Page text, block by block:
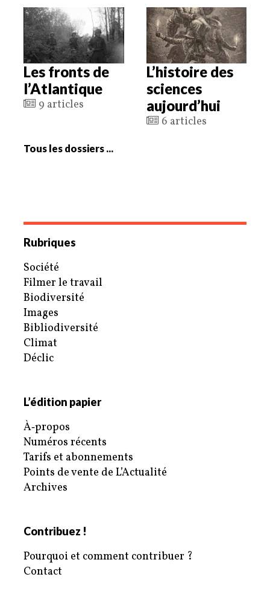
Les fronts de
l’Atlantique
9 articles
L’histoire des
sciences
aujourd’hui
6 articles
Tous les dossiers ...
Rubriques
Société
Filmer le travail
Biodiversité
Images
Bibliodiversité
Climat
Déclic
L’édition papier
À‑propos
Numéros récents
Tarifs et abonnements
Points de vente de L’Actualité
Archives
Contribuez !
Pourquoi et comment contribuer ?
Contact